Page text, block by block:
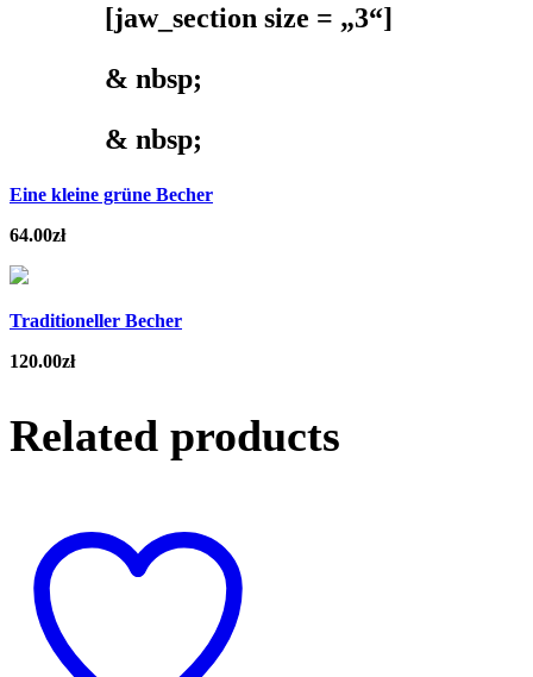
[jaw_section size = „3“]
& nbsp;
& nbsp;
Eine kleine grüne Becher
64.00zł
Traditioneller Becher
120.00zł
Related products